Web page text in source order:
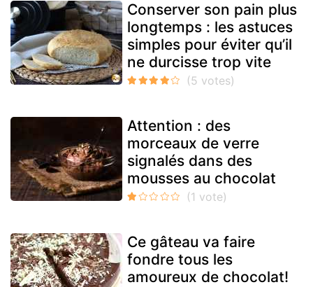
Conserver son pain plus
longtemps : les astuces
simples pour éviter qu’il
ne durcisse trop vite
Attention : des
morceaux de verre
signalés dans des
mousses au chocolat
Ce gâteau va faire
fondre tous les
amoureux de chocolat!